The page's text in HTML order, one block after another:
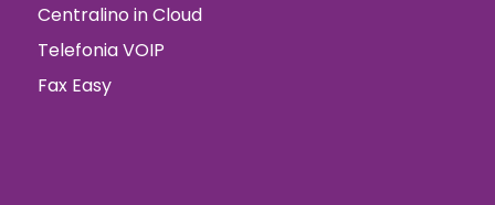
Centralino in Cloud
Telefonia VOIP
Fax Easy